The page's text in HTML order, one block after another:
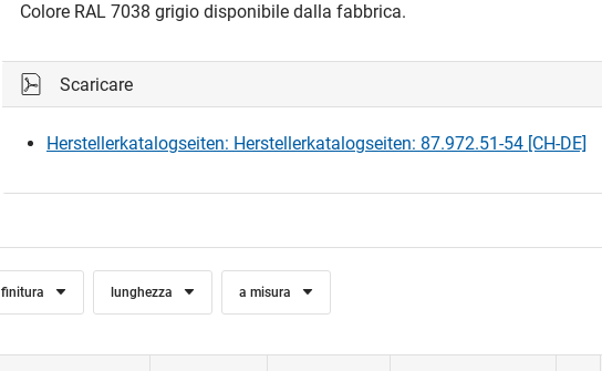
Colore RAL 7038 grigio disponibile dalla fabbrica.
Scaricare
Herstellerkatalogseiten: Herstellerkatalogseiten: 87.972.51-54 [CH-DE]
finitura lunghezza a misura